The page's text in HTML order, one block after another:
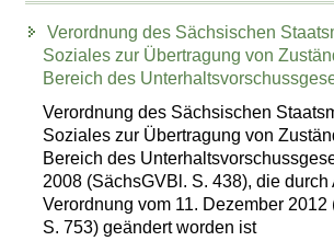
Verordnung des Sächsischen
Soziales zur Übertragung von
Bereich des
Verordnung des Sächsischen
Soziales zur Übertragung von
Bereich des
2008 (SächsGVBl. S. 438), die durch
Verordnung vom 11. Dezember 2012
S. 753) geändert worden ist